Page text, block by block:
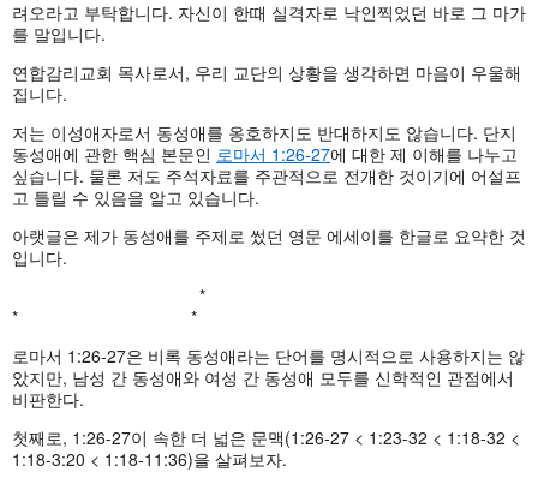
려오라고 부탁합니다. 자신이 한때 실격자로 낙인찍었던 바로 그 마가
를 말입니다.
연합감리교회 목사로서, 우리 교단의 상황을 생각하면 마음이 우울해
집니다.
저는 이성애자로서 동성애를 옹호하지도 반대하지도 않습니다. 단지
동성애에 관한 핵심 본문인 로마서 1:26-27에 대한 제 이해를 나누고
싶습니다. 물론 저도 주석자료를 주관적으로 전개한 것이기에 어설프
고 틀릴 수 있음을 알고 있습니다.
아랫글은 제가 동성애를 주제로 썼던 영문 에세이를 한글로 요약한 것
입니다.
*
* *
로마서 1:26-27은 비록 동성애라는 단어를 명시적으로 사용하지는 않
았지만, 남성 간 동성애와 여성 간 동성애 모두를 신학적인 관점에서
비판한다.
첫째로, 1:26-27이 속한 더 넓은 문맥(1:26-27 < 1:23-32 < 1:18-32 <
1:18-3:20 < 1:18-11:36)을 살펴보자.